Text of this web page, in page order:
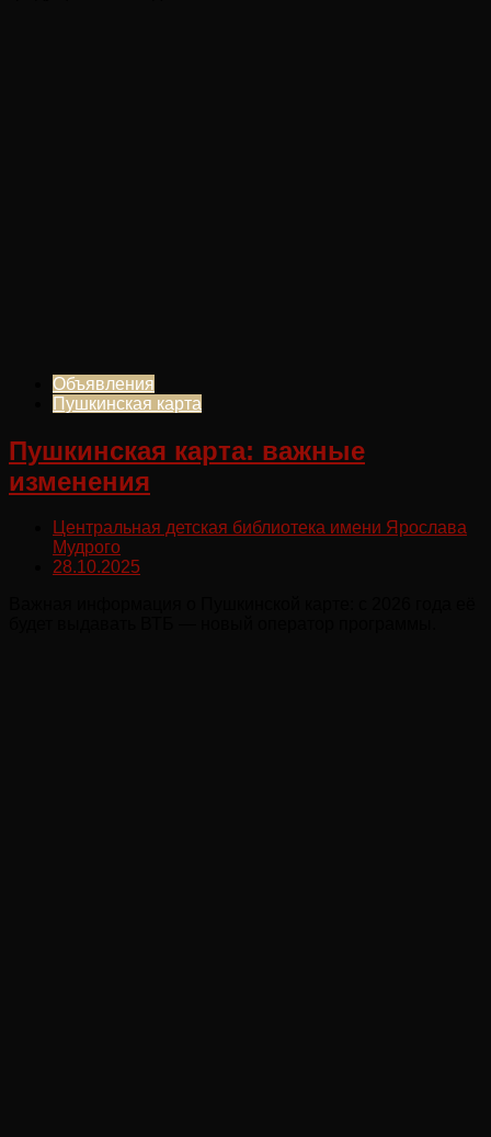
Объявления
Пушкинская карта
Пушкинская карта: важные
изменения
Центральная детская библиотека имени Ярослава
Мудрого
28.10.2025